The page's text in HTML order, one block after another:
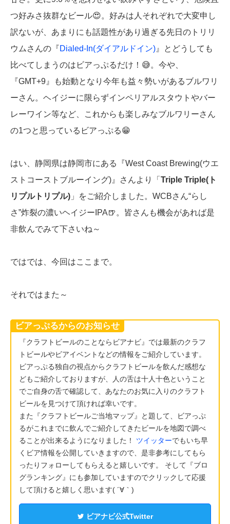
つ好みさ抜群なビール😍。好みは人それぞれで大変申し
訳ないが、あまりにも話題性があり過ぎる先日のトリリ
ウムさんの『Dialed-In(ダイアルドイン) 』とどうしても
比べてしまうのはビアっぷるだけ！😅。今や、
『GMT+9』も始動となり今年も益々勢いがあるブルワリ
ーさん。ヘイジーに限らずインペリアルスタウトやバー
レーワイン等など、これからも楽しみなブルワリーさん
の1つと思っているビアっぷる😁
はい、静岡県は静岡市にある『West Coast Brewing(ウエ
ストコーストブルーイング)』さんより「 Triple Triple(ト
リプルトリプル) 」をご紹介しました。WCBさん“らし
さ”炸裂の濃いヘイジーIPA🍺。皆さんも機会があれば是
非飲んでみて下さいね～
ではでは、今回はここまで。
それではまた～
ビアっぷるからのお知らせ
『クラフトビールのことならビアナビ』では最新のクラフ
トビールやビアイベントなどの情報をご紹介しています。
ビアっぷる独自の視点からクラフトビールを飲んだ感想な
どもご紹介しておりますが、人の舌は十人十色ということ
でご自身の舌で確認して、あなたのお気に入りのクラフト
ビールを見つけて頂ければ幸いです。
また『クラフトビールご当地マップ』と題して、ビアっぷ
るがこれまでに飲んでご紹介してきたビールを地図で調べ
ることが出来るようになりました！ ツイッターでもいち早
くビア情報を公開していきますので、是非参考にしてもら
ったりフォローしてもらえると嬉しいです。 そして『ブロ
グランキング』にも参加していますのでクリックして応援
して頂けると嬉しく思います( ´∀｀)
ビアナビ公式Twitter